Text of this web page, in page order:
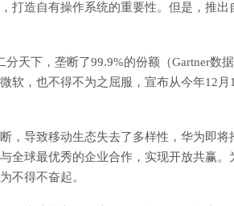
打造自有操作系统的重要性。但是，推出
天下，垄断了99.9%的份额（Gartner数
软，也不得不为之屈服，宣布从今年12月
，导致移动生态失去了多样性，华为即将
全球最优秀的企业合作，实现开放共赢。
不得不奋起。